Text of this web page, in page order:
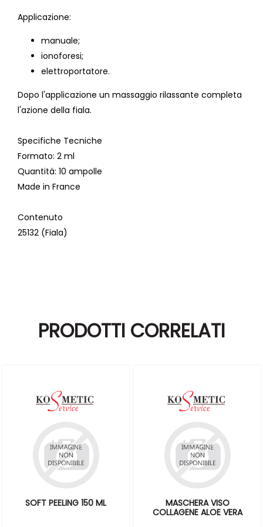
Applicazione:
manuale;
ionoforesi;
elettroportatore.
Dopo l'applicazione un massaggio rilassante completa
l'azione della fiala.
Specifiche Tecniche
Formato: 2 ml
Quantità: 10 ampolle
Made in France
Contenuto
25132 (Fiala)
PRODOTTI CORRELATI
SOFT PEELING 150 ML
MASCHERA VISO
COLLAGENE ALOE VERA